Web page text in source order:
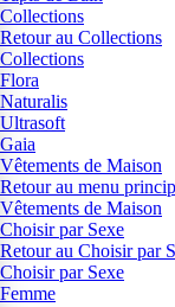
Collections
Retour au Collections
Collections
Flora
Naturalis
Ultrasoft
Gaia
Vêtements de Maison
Retour au menu
Vêtements de Maison
Choisir par Sexe
Retour au Choisir par
Choisir par Sexe
Femme